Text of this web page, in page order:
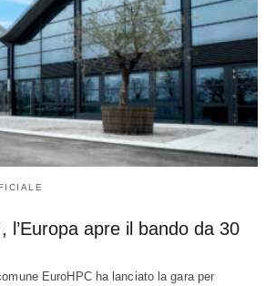
l’Europa apre il bando da 30
EuroHPC ha lanciato la gara per